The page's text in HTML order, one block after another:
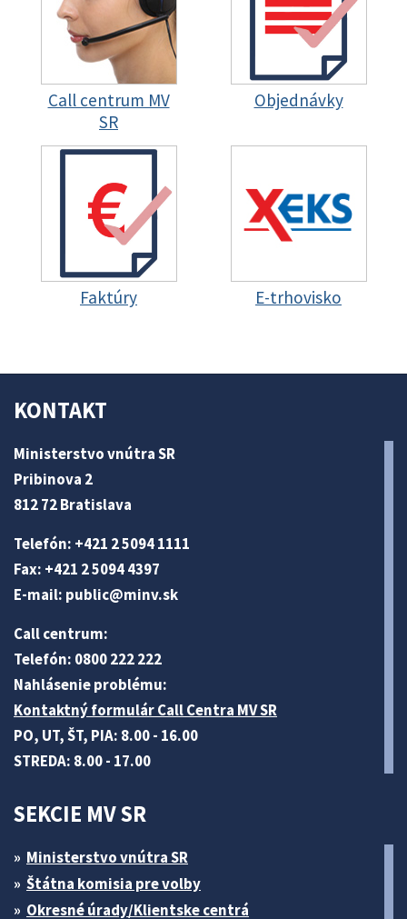
Call centrum MV
SR
Objednávky
Faktúry E-trhovisko
KONTAKT
Ministerstvo vnútra SR
Pribinova 2
812 72 Bratislava
Telefón: +421 2 5094 1111
Fax: +421 2 5094 4397
E-mail: public@minv.sk
Call centrum:
Telefón: 0800 222 222
Nahlásenie problému:
Kontaktný formulár Call Centra MV SR
PO, UT, ŠT, PIA: 8.00 - 16.00
STREDA: 8.00 - 17.00
SEKCIE MV SR
Ministerstvo vnútra SR
Štátna komisia pre volby
Okresné úrady/Klientske centrá